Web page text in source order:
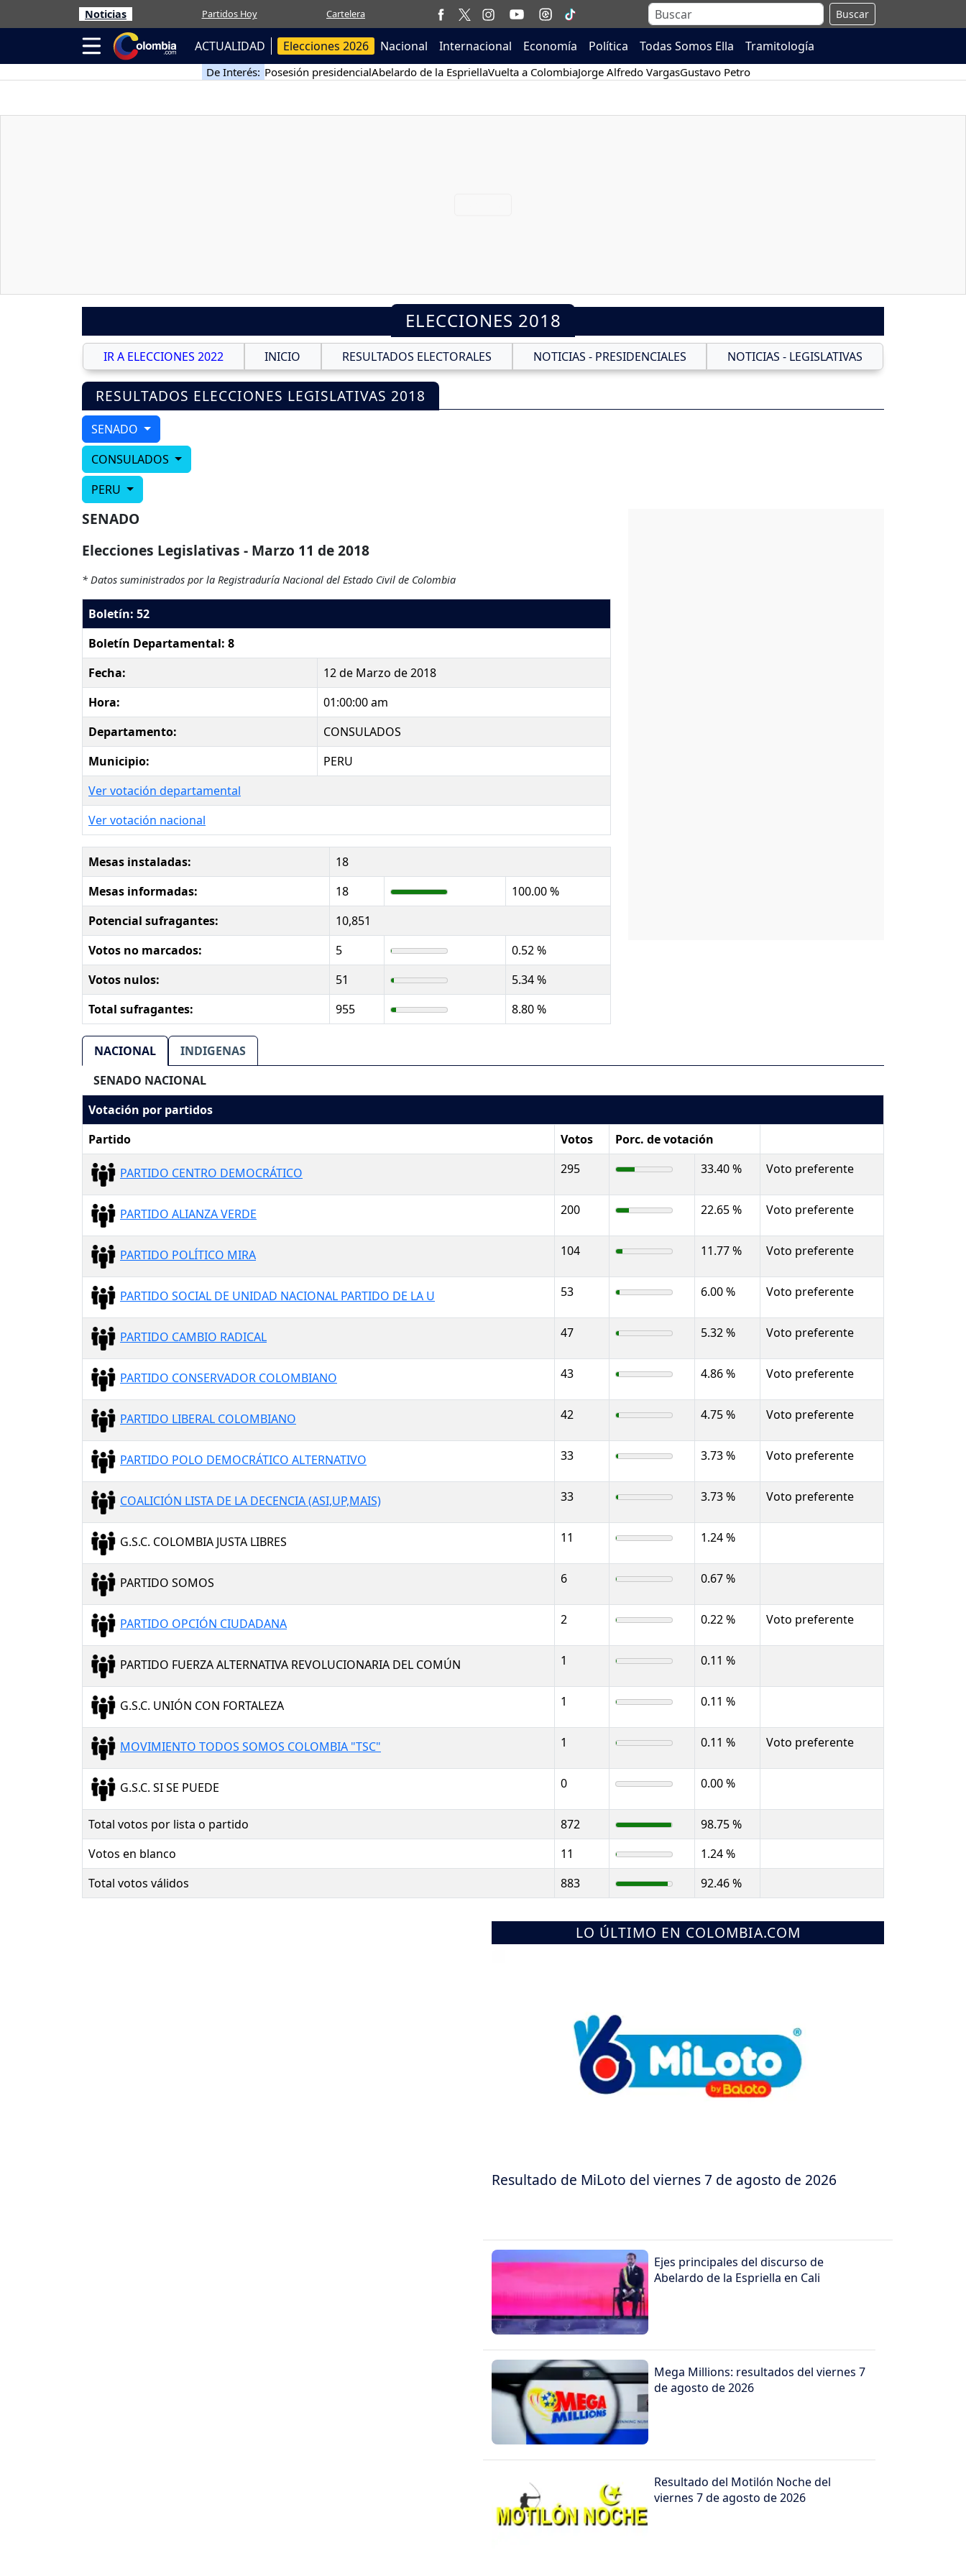
Noticias Partidos Hoy Cartelera Buscar
ACTUALIDAD Elecciones 2026 Nacional Internacional Economía Política Todas Somos Ella Tramitología
De Interés: Posesión presidencialAbelardo de la EspriellaVuelta a ColombiaJorge Alfredo VargasGustavo Petro
ELECCIONES 2018
IR A ELECCIONES 2022 INICIO RESULTADOS ELECTORALES NOTICIAS - PRESIDENCIALES NOTICIAS - LEGISLATIVAS
RESULTADOS ELECCIONES LEGISLATIVAS 2018
SENADO
CONSULADOS
PERU
SENADO
Elecciones Legislativas - Marzo 11 de 2018
* Datos suministrados por la Registraduría Nacional del Estado Civil de Colombia
Boletín: 52
Boletín Departamental: 8
Fecha:
12 de Marzo de 2018
Hora:
01:00:00 am
Departamento:
CONSULADOS
Municipio:
PERU
Ver votación departamental
Ver votación nacional
Mesas instaladas:
18
Mesas informadas:
18
100.00 %
Potencial sufragantes:
10,851
Votos no marcados:
5
0.52 %
Votos nulos:
51
5.34 %
Total sufragantes:
955 8.80 %
NACIONAL
INDIGENAS
SENADO NACIONAL
Votación por partidos
Partido
Votos Porc. de votación
PARTIDO CENTRO DEMOCRÁTICO 295 33.40 % Voto preferente
PARTIDO ALIANZA VERDE 200 22.65 % Voto preferente
PARTIDO POLÍTICO MIRA 104 11.77 % Voto preferente
PARTIDO SOCIAL DE UNIDAD NACIONAL PARTIDO DE LA U 53 6.00 % Voto preferente
PARTIDO CAMBIO RADICAL 47 5.32 % Voto preferente
PARTIDO CONSERVADOR COLOMBIANO 43 4.86 % Voto preferente
PARTIDO LIBERAL COLOMBIANO 42 4.75 % Voto preferente
PARTIDO POLO DEMOCRÁTICO ALTERNATIVO 33 3.73 % Voto preferente
COALICIÓN LISTA DE LA DECENCIA (ASI,UP,MAIS) 33 3.73 % Voto preferente
G.S.C. COLOMBIA JUSTA LIBRES 11 1.24 %
PARTIDO SOMOS 6 0.67 %
PARTIDO OPCIÓN CIUDADANA 2 0.22 % Voto preferente
PARTIDO FUERZA ALTERNATIVA REVOLUCIONARIA DEL COMÚN 1 0.11 %
G.S.C. UNIÓN CON FORTALEZA 1 0.11 %
MOVIMIENTO TODOS SOMOS COLOMBIA "TSC" 1 0.11 % Voto preferente
G.S.C. SI SE PUEDE 0 0.00 %
Total votos por lista o partido 872
98.75 %
Votos en blanco
11
1.24 %
Total votos válidos
883 92.46 %
LO ÚLTIMO EN COLOMBIA.COM
Resultado de MiLoto del viernes 7 de agosto de 2026
Ejes principales del discurso de
Abelardo de la Espriella en Cali
Mega Millions: resultados del viernes 7
de agosto de 2026
Resultado del Motilón Noche del
viernes 7 de agosto de 2026